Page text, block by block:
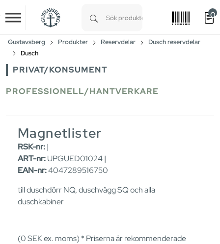
Skip to main content
0
Gustavsberg Produkter Reservdelar
Dusch reservdelar
Dusch
PRIVAT/KONSUMENT
PROFESSIONELL/HANTVERKARE
Magnetlister
RSK-nr:|
ART-nr:UPGUED01024 |
EAN-nr:4047289516750
till duschdörr NQ, duschvägg SQ och alla
duschkabiner
(0SEKex. moms) * Priserna är rekommenderade